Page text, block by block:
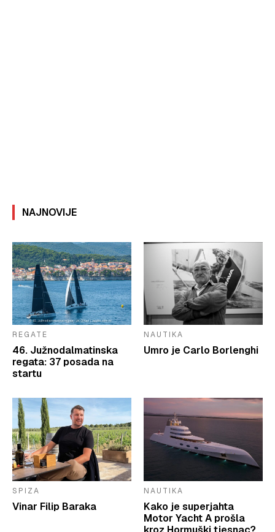
NAJNOVIJE
REGATE
46. Južnodalmatinska
regata: 37 posada na
startu
NAUTIKA
Umro je Carlo Borlenghi
SPIZA
Vinar Filip Baraka
NAUTIKA
Kako je superjahta
Motor Yacht A prošla